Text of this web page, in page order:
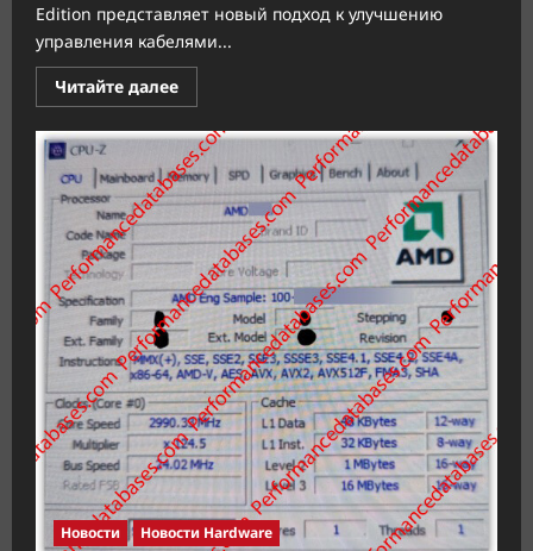
Edition представляет новый подход к улучшению
управления кабелями...
Читайте далееПрочитать
больше
INNO3D
запускает
RTX
4070
Twin
X2
со
скрытым
размещением
кабелей
Новости Новости Hardware